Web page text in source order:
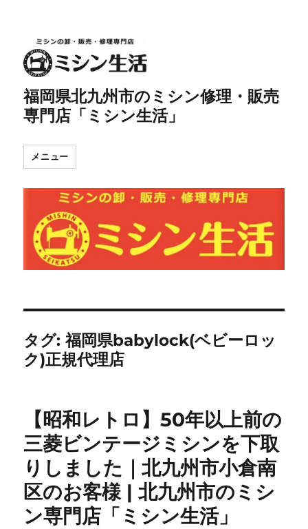
福岡県北九州市のミシン修理・販売
専門店「ミシン生活」
メニュー
タグ:福岡県babylock(ベビーロッ
ク)正規代理店
【昭和レトロ】50年以上前の
三菱ビンテージミシンを下取
りしました｜北九州市小倉南
区のお客様 | 北九州市のミシ
ン専門店「ミシン生活」